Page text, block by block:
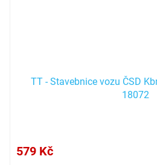
TT - Stavebnice vozu ČSD
18072
579 Kč